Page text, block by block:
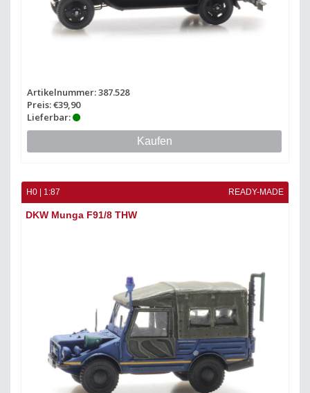
Artikelnummer: 387.528
Preis: €39,90
Lieferbar:
Kaufen
H0 | 1:87 READY-MADE
DKW Munga F91/8 THW